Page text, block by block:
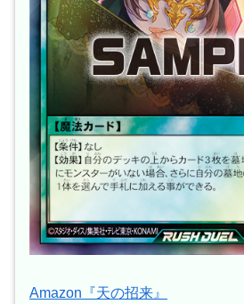
Amazon『天の招来』